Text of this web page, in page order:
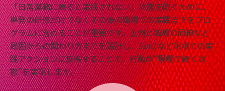
「日常業務に戻ると実践されない」状態を防ぐために、
単発の研修だけでなくその後の職場での実践までをプロ
グラムに含めることが重要です。上司と職場の同僚など
周囲からの関わり方までを設計し、1on1など現場での実
践アクションに反映することで、行動が“現場で続く状
態”を実現します。